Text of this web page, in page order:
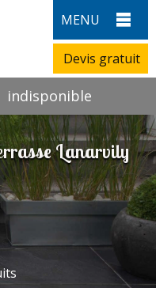
MENU
Devis gratuit
indisponible
Lanarvily